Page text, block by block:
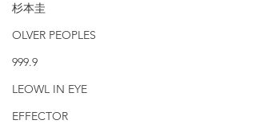
杉本圭
OLVER PEOPLES
999.9
LEOWL IN EYE
EFFECTOR